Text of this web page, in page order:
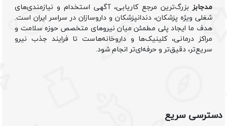
مدجابزبزرگ‌ترین مرجع کاریابی، آگهی استخدام و نیازمندی‌های
شغلی ویژه پزشکان، دندانپزشکان و داروسازان در سراسر ایران است.
هدف ما ایجاد پلی مطمئن میان نیروهای متخصص حوزه سلامت و
مراکز درمانی، کلینیک‌ها و داروخانه‌هاست تا فرایند جذب نیرو
سریع‌تر، دقیق‌تر و حرفه‌ای‌تر انجام شود.
دسترسی سریع